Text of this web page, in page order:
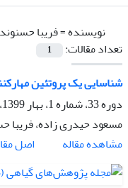
نویسنده =فریبا حسنوند
تعداد مقالات:
1
شناسایی یک پروتئین
دوره 33، شماره 1، بهار 1399، صفحه
مسعود حیدری زاده، فریبا
مشاهده مقاله
اصل